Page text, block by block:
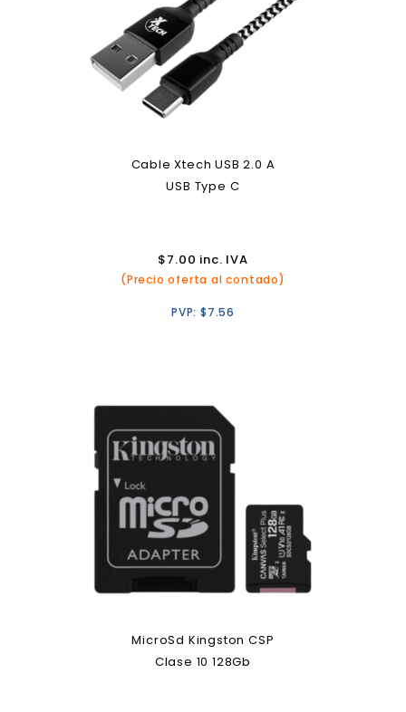
Cable Xtech USB 2.0 A
USB Type C
$7.00 inc. IVA
(Precio oferta al contado)
PVP: $7.56
MicroSd Kingston CSP
Clase 10 128Gb